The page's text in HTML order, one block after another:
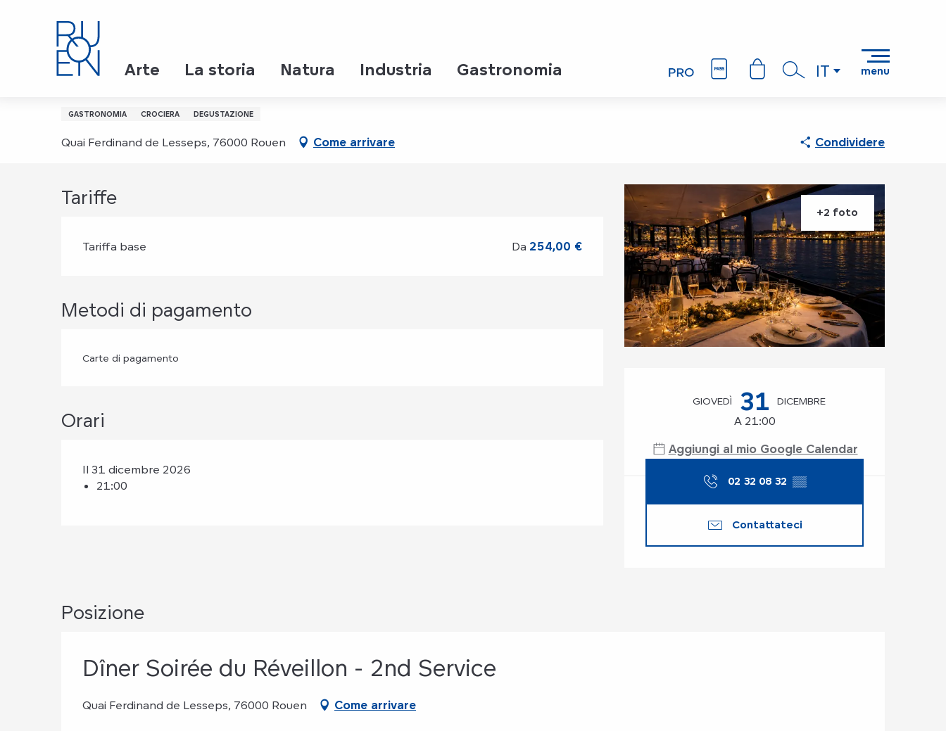
IT menu
Arte La storia Natura Industria Gastronomia
Giovedì 31 dicembre a 21:00
GASTRONOMIA CROCIERA DEGUSTAZIONE
Quai Ferdinand de Lesseps, 76000 Rouen Come arrivare Condividere
+2 foto
Orari e contatti
GIOVEDÌ 31 DICEMBRE
A 21:00
Aggiungi al mio Google Calendar
02 32 08 32 ▒▒
Contattateci
Tariffe
Tariffa base Da 254,00 €
Metodi di pagamento
Carte di pagamento
Orari
Il 31 dicembre 2026
21:00
Posizione
Dîner Soirée du Réveillon - 2nd Service
Quai Ferdinand de Lesseps, 76000 Rouen Come arrivare